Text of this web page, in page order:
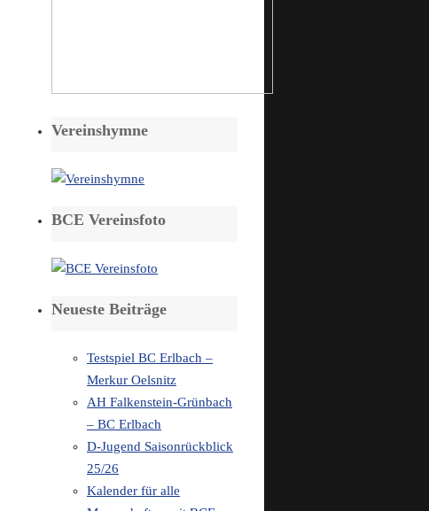
Vereinshymne
BCE Vereinsfoto
Neueste Beiträge
Testspiel BC Erlbach –
Merkur Oelsnitz
AH Falkenstein-Grünbach
– BC Erlbach
D-Jugend Saisonrückblick
25/26
Kalender für alle